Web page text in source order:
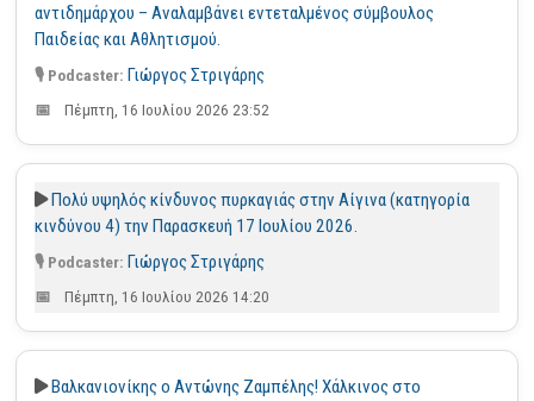
αντιδημάρχου – Αναλαμβάνει εντεταλμένος σύμβουλος
Παιδείας και Αθλητισμού.
Γιώργος Στριγάρης
Πέμπτη, 16 Ιουλίου 2026 23:52
Πολύ υψηλός κίνδυνος πυρκαγιάς στην Αίγινα (κατηγορία
κινδύνου 4) την Παρασκευή 17 Ιουλίου 2026.
Γιώργος Στριγάρης
Πέμπτη, 16 Ιουλίου 2026 14:20
Βαλκανιονίκης ο Αντώνης Ζαμπέλης! Χάλκινος στο